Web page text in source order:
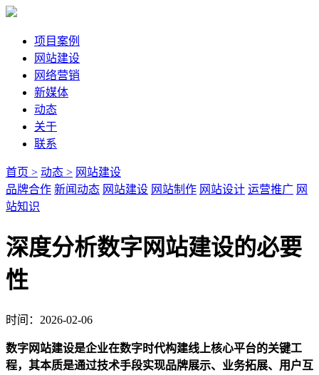
项目案例
网站建设
网络营销
新媒体
动态
关于
联系
首页 > 动态 > 网站建设
品牌合作 新闻动态 网站建设 网站制作 网站设计 运营推广 网
站知识
深度分析数字网站建设的必要
性
时间：2026-02-06
数字网站建设是企业在数字时代构建线上核心平台的关键工
程，其本质是通过技术手段实现品牌展示、业务拓展、用户互